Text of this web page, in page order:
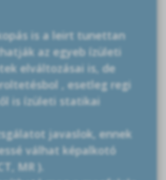
is a leirt tunettan
az egyeb ízületi
elváltozásai is, de
, esetleg regi
is ízületi statikai
javaslok, ennek
válhat képalkotó
MR ).